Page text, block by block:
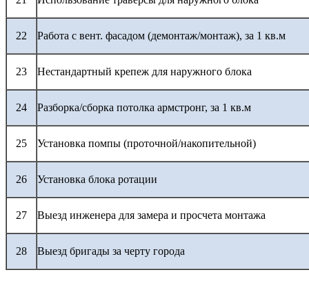
22 Работа с вент. фасадом (демонтаж/монтаж), за 1 кв.м
23 Нестандартный крепеж для наружного блока
24 Разборка/сборка потолка армстронг, за 1 кв.м
25 Установка помпы (проточной/накопительной)
26 Установка блока ротации
27 Выезд инженера для замера и просчета монтажа
28 Выезд бригады за черту города